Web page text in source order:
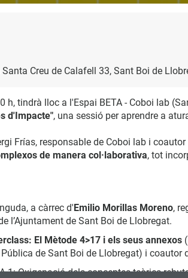
Creu de Calafell 33, Sant Boi de
h, tindrà lloc a l'Espai BETA - Coboi lab
d'Impacte", una sessió per aprendre a
Frías, responsable de Coboi lab i
de manera col·laborativa, tot
a càrrec d'Emilio Morillas Moreno,
l’Ajuntament de Sant Boi de Llobregat.
El Mètode 4>17 i els seus annexos
de Sant Boi de Llobregat) i coautor
1: Oxigenació dels conceptes teòrics